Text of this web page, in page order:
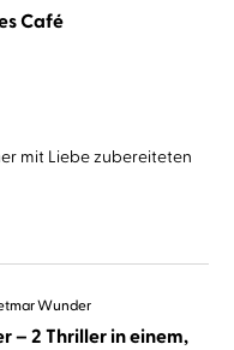
Café
mit Liebe zubereiteten
Wunder
– 2 Thriller in einem,